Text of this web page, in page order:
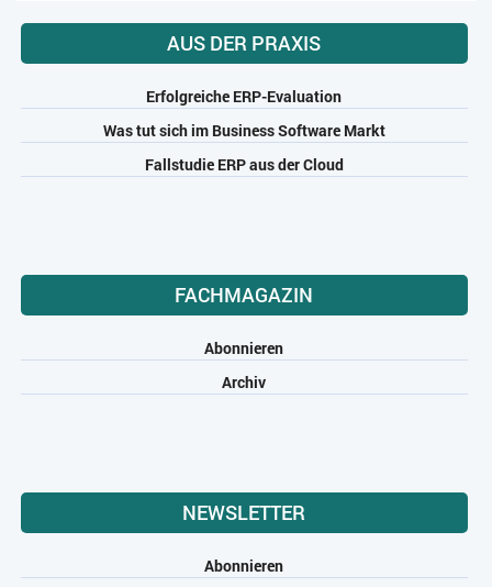
AUS DER PRAXIS
Erfolgreiche ERP-Evaluation
Was tut sich im Business Software Markt
Fallstudie ERP aus der Cloud
FACHMAGAZIN
Abonnieren
Archiv
NEWSLETTER
Abonnieren